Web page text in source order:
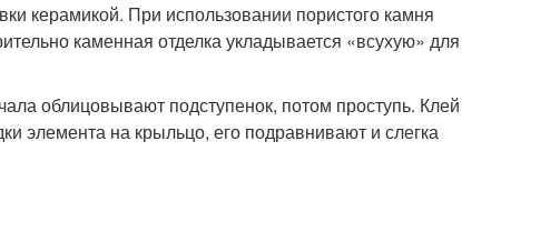
керамикой. При использовании пористого камня
каменная отделка укладывается «всухую» для
облицовывают подступенок, потом проступь. Клей
элемента на крыльцо, его подравнивают и слегка